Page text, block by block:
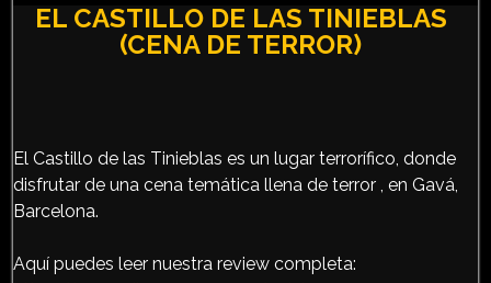
EL CASTILLO DE LAS TINIEBLAS
(CENA DE TERROR)
El Castillo de las Tinieblas es un lugar terrorífico, donde
disfrutar de una cena temática llena de terror , en Gavá,
Barcelona.
Aquí puedes leer nuestra review completa: